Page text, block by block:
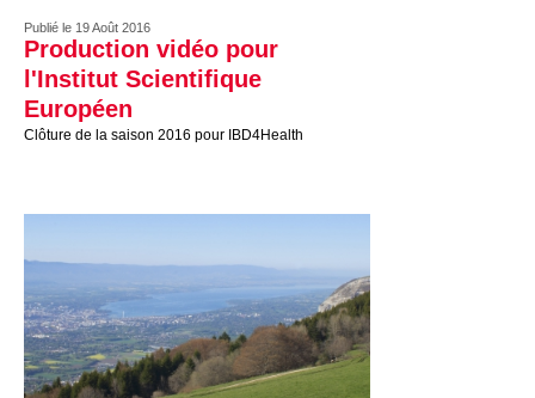
Publié le 19 Août 2016
Production vidéo pour
l'Institut Scientifique
Européen
Clôture de la saison 2016 pour IBD4Health